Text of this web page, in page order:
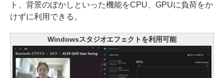
ト、背景のぼかしといった機能をCPU、GPUに負荷をか
けずに利用できる。
Windowsスタジオエフェクトを利用可能